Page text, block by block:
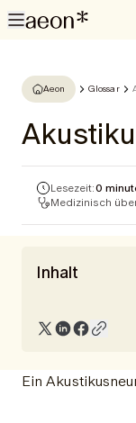
Aeon Glossar
Lesezeit:0
Medizinisch
Inhalt
Ein